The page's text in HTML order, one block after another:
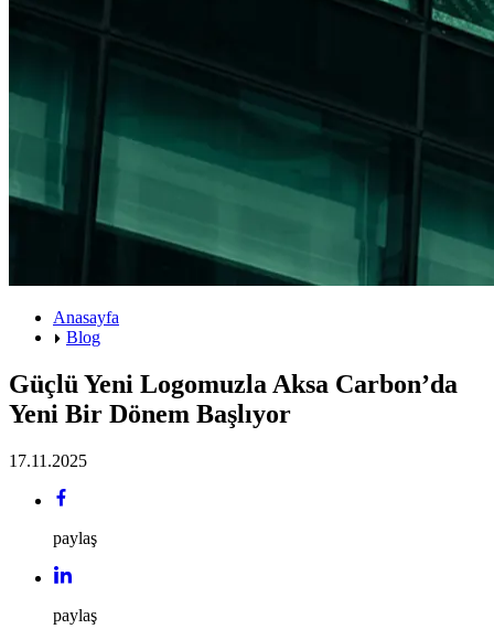
Anasayfa
Blog
Güçlü Yeni Logomuzla Aksa Carbon’da
Yeni Bir Dönem Başlıyor
17.11.2025
paylaş
paylaş